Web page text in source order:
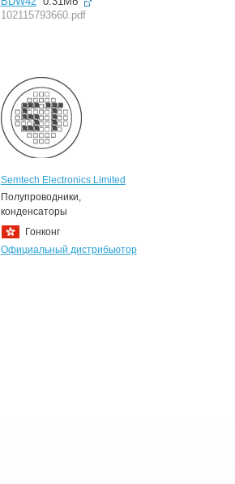
102115793660.pdf
Semtech Electronics Limited
Полупроводники,
конденсаторы
Гонконг
Официальный дистрибьютор